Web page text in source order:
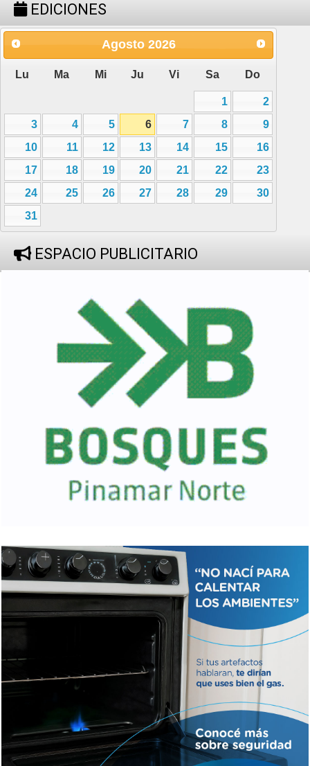
EDICIONES
Agosto 2026
Lu Ma Mi Ju Vi Sa Do
1
2
3
4 5 6 7 8
9
10
11 12 13 14 15
16
17
18 19 20 21 22
23
24
25 26 27 28 29
30
31
ESPACIO PUBLICITARIO